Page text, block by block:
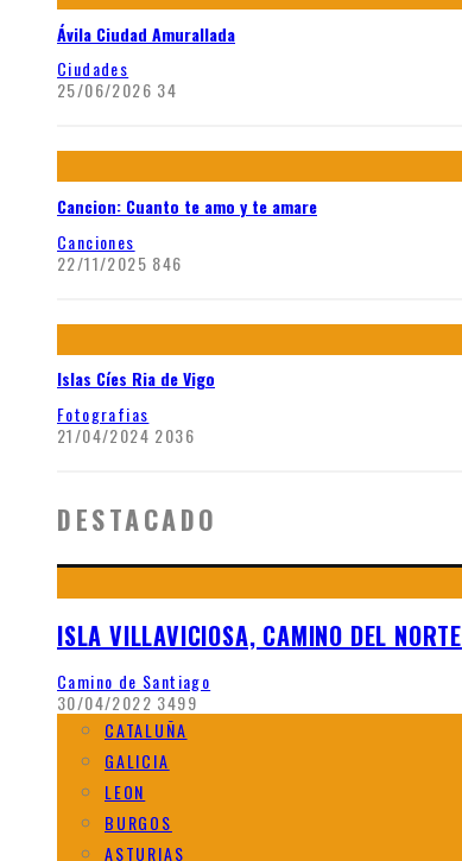
Ávila Ciudad Amurallada
Ciudades
25/06/2026 34
Cancion: Cuanto te amo y te amare
Canciones
22/11/2025 846
Islas Cíes Ria de Vigo
Fotografias
21/04/2024 2036
DESTACADO
ISLA VILLAVICIOSA, CAMINO DEL NORTE
Camino de Santiago
30/04/2022 3499
CATALUÑA
GALICIA
LEON
BURGOS
ASTURIAS